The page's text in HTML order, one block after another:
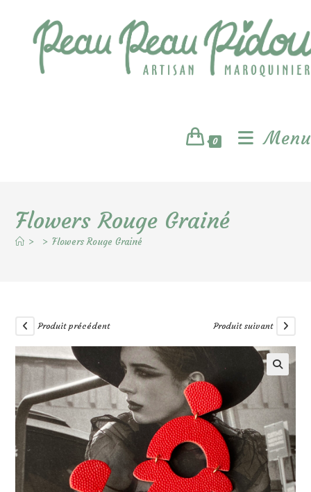
0 Menu
Flowers Rouge Grainé
> > Flowers Rouge Grainé
Produit précédent Produit suivant
🔍